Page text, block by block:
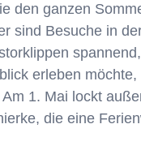
den ganzen
sind Besuche in
erleben
1. Mai lockt
die eine